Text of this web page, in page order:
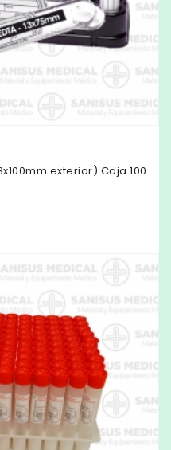
exterior) Caja 100